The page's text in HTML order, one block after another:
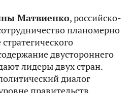
Матвиенко, российско-
планомерно
двустороннего
лидеры двух стран.
диалог